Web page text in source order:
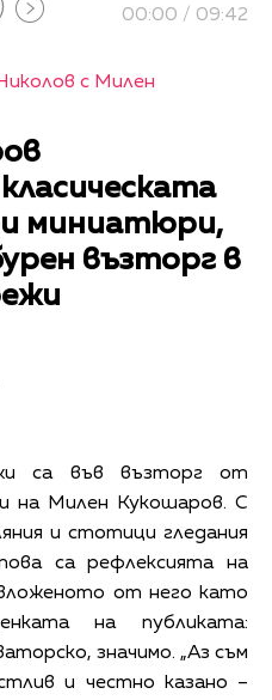
00:00 / 09:42
с Милен
миниатюри,
възторг в
са във възторг от
на Милен Кукошаров. С
и стотици гледания
са рефлексията на
от него като
на публиката:
значимо. „Аз съм
и честно казано –